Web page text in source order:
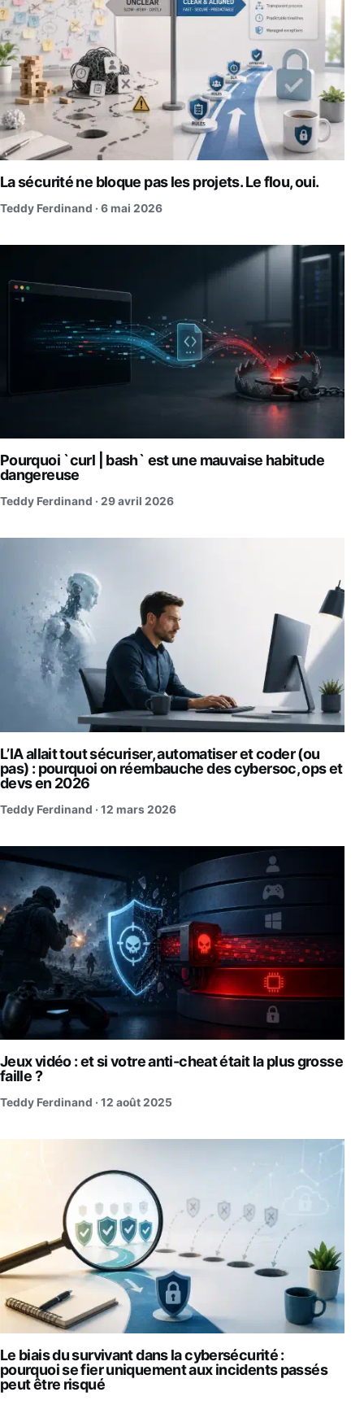
La sécurité ne bloque pas les projets. Le flou, oui.
Teddy Ferdinand · 6 mai 2026
Pourquoi `curl | bash` est une mauvaise habitude
dangereuse
Teddy Ferdinand · 29 avril 2026
L’IA allait tout sécuriser, automatiser et coder (ou
pas) : pourquoi on réembauche des cybersoc, ops et
devs en 2026
Teddy Ferdinand · 12 mars 2026
Jeux vidéo : et si votre anti-cheat était la plus grosse
faille ?
Teddy Ferdinand · 12 août 2025
Le biais du survivant dans la cybersécurité :
pourquoi se fier uniquement aux incidents passés
peut être risqué